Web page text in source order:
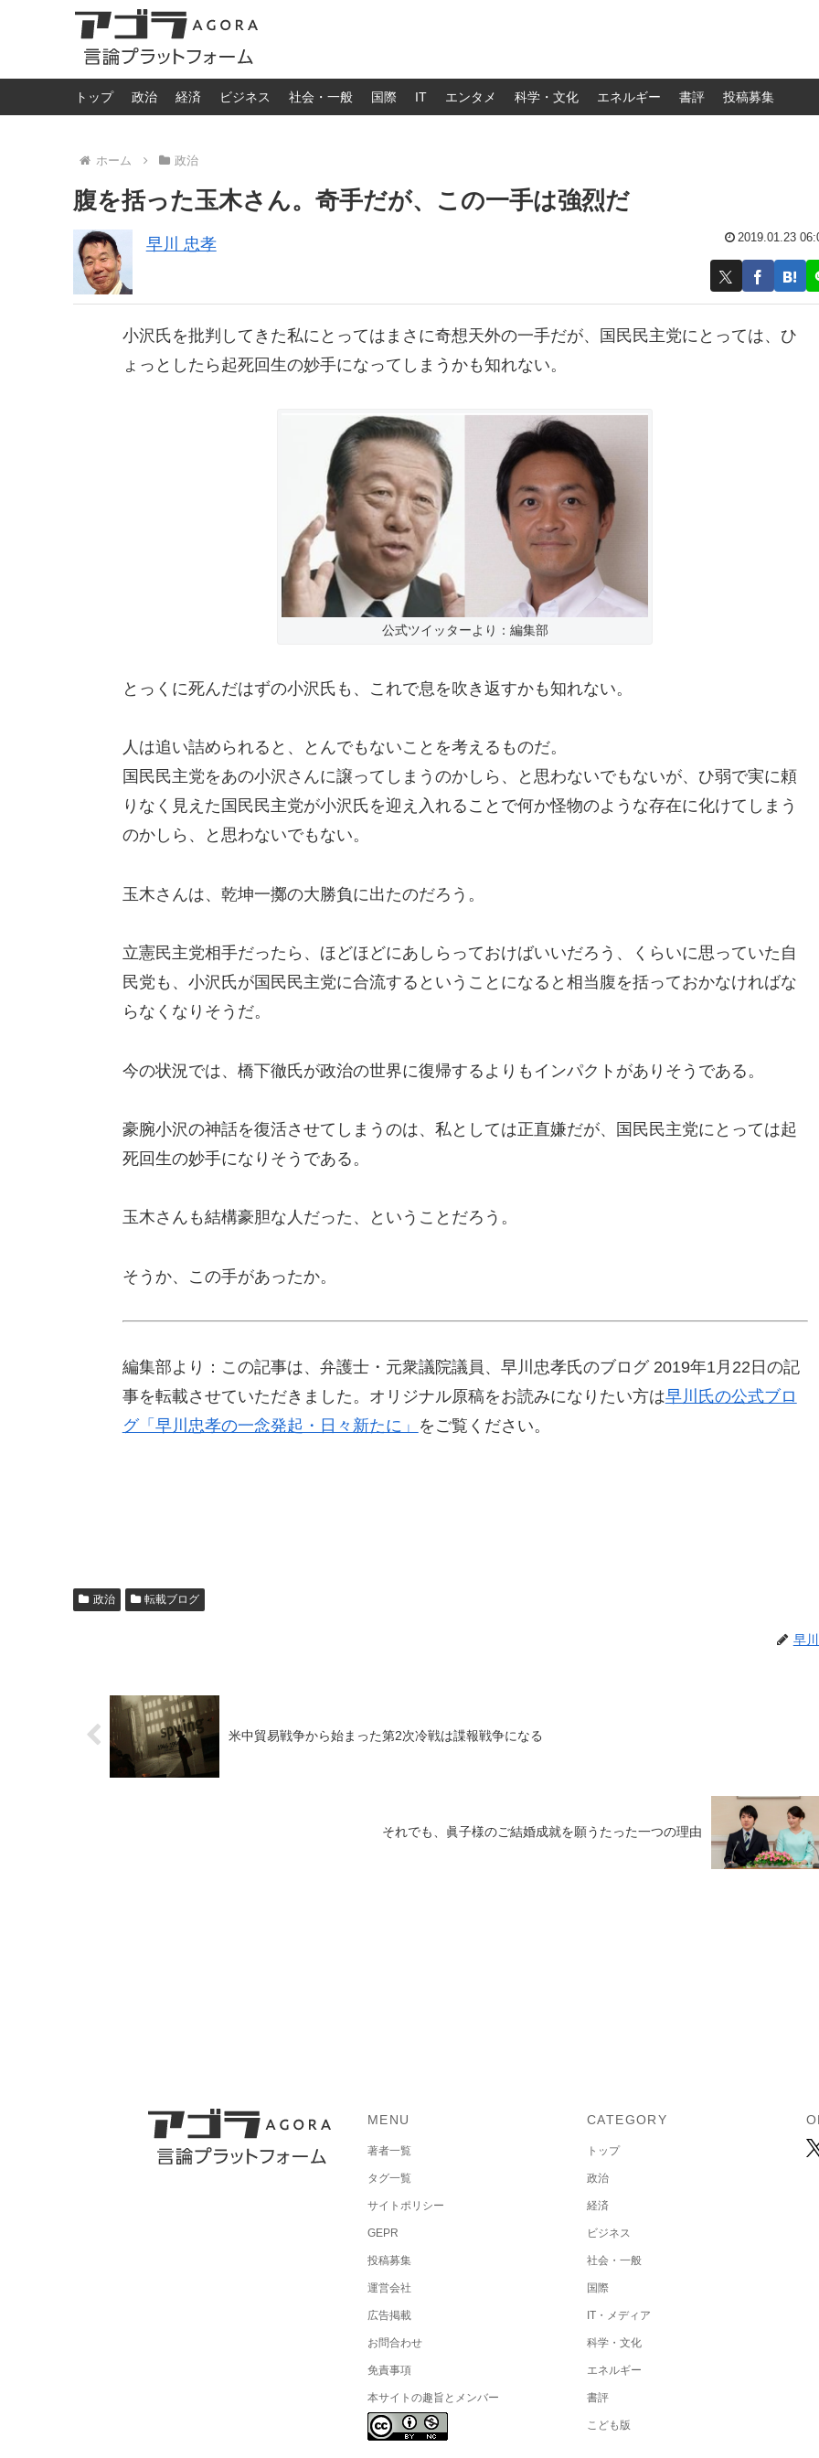
トップ 政治 経済 ビジネス 社会・一般 国際 IT エンタメ 科学・文化 エネルギー 書評 投稿募集
ホーム 政治
腹を括った玉木さん。奇手だが、この一手は強烈だ
早川 忠孝 2019.01.23
小沢氏を批判してきた私にとってはまさに奇想天外の一手だが、国民民主党にとっては、ひ
ょっとしたら起死回生の妙手になってしまうかも知れない。
公式ツイッターより：編集部
とっくに死んだはずの小沢氏も、これで息を吹き返すかも知れない。
人は追い詰められると、とんでもないことを考えるものだ。
国民民主党をあの小沢さんに譲ってしまうのかしら、と思わないでもないが、ひ弱で実に頼
りなく見えた国民民主党が小沢氏を迎え入れることで何か怪物のような存在に化けてしまう
のかしら、と思わないでもない。
玉木さんは、乾坤一擲の大勝負に出たのだろう。
立憲民主党相手だったら、ほどほどにあしらっておけばいいだろう、くらいに思っていた自
民党も、小沢氏が国民民主党に合流するということになると相当腹を括っておかなければな
らなくなりそうだ。
今の状況では、橋下徹氏が政治の世界に復帰するよりもインパクトがありそうである。
豪腕小沢の神話を復活させてしまうのは、私としては正直嫌だが、国民民主党にとっては起
死回生の妙手になりそうである。
玉木さんも結構豪胆な人だった、ということだろう。
そうか、この手があったか。
編集部より：この記事は、弁護士・元衆議院議員、早川忠孝氏のブログ 2019年1月22日の記
事を転載させていただきました。オリジナル原稿をお読みになりたい方は早川氏の公式ブロ
グ「早川忠孝の一念発起・日々新たに」 をご覧ください。
政治 転載ブログ
早
米中貿易戦争から始まった第2次冷戦は諜報戦争になる
それでも、眞子様のご結婚成就を願うたった一つの理由
MENU
著者一覧
タグ一覧
サイトポリシー
GEPR
投稿募集
運営会社
広告掲載
お問合わせ
免責事項
本サイトの趣旨とメンバー
CATEGORY
トップ
政治
経済
ビジネス
社会・一般
国際
IT・メディア
科学・文化
エネルギー
書評
こども版